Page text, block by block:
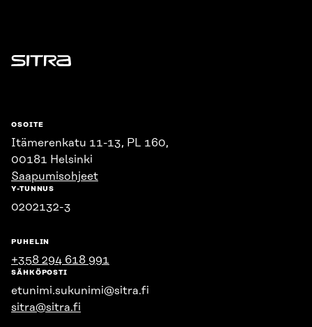
Sitra
OSOITE
Itämerenkatu 11-13, PL 160,
00181 Helsinki
Saapumisohjeet
Y-TUNNUS
0202132-3
PUHELIN
+358 294 618 991
SÄHKÖPOSTI
etunimi.sukunimi@sitra.fi
sitra@sitra.fi